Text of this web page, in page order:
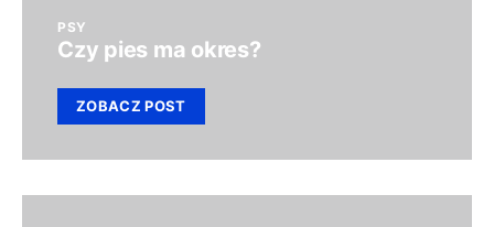
PSY
Czy pies ma okres?
ZOBACZ POST